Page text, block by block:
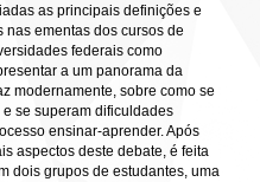
as principais definições e
nas ementas dos cursos de
federais como
a um panorama da
modernamente, sobre como se
se superam dificuldades
ensinar-aprender. Após
aspectos deste debate, é feita
dois grupos de estudantes, uma